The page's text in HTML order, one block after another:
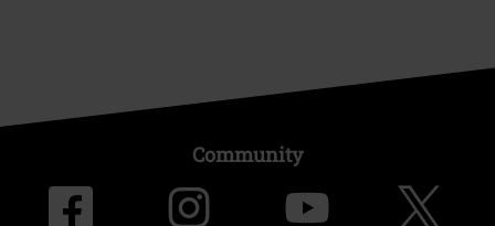
Community